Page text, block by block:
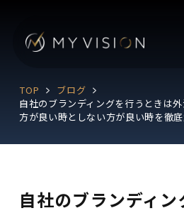
TOP
ブログ
自社のブランディングを行うときは
方が良い時としない方が良い時を徹底
自社のブランディ